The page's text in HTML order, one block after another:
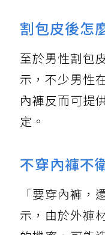
割包皮後怎
至於男性割包
示，不少男性
內褲反而可提
定。
不穿內褲不
「要穿內褲
示，由於外褲